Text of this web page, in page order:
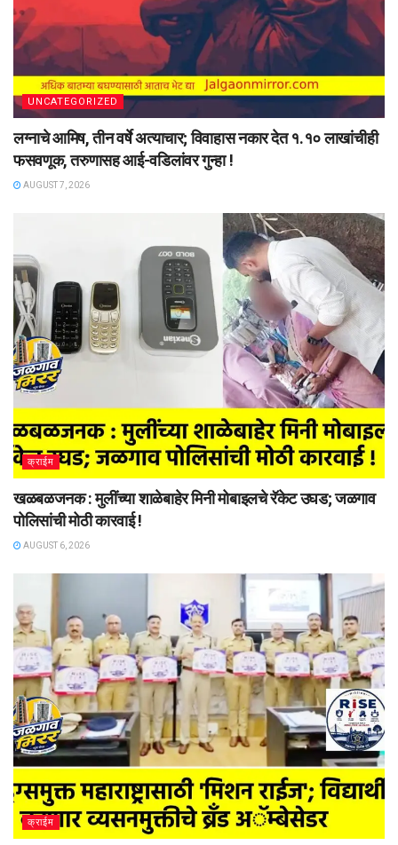
UNCATEGORIZED
लग्नाचे आमिष, तीन वर्षे अत्याचार; विवाहास नकार देत १.१० लाखांचीही
फसवणूक, तरुणासह आई-वडिलांवर गुन्हा !
AUGUST 7, 2026
क्राईम
खळबळजनक : मुलींच्या शाळेबाहेर मिनी मोबाइलचे रॅकेट उघड; जळगाव
पोलिसांची मोठी कारवाई !
AUGUST 6, 2026
क्राईम